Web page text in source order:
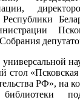
стол
РФ», на